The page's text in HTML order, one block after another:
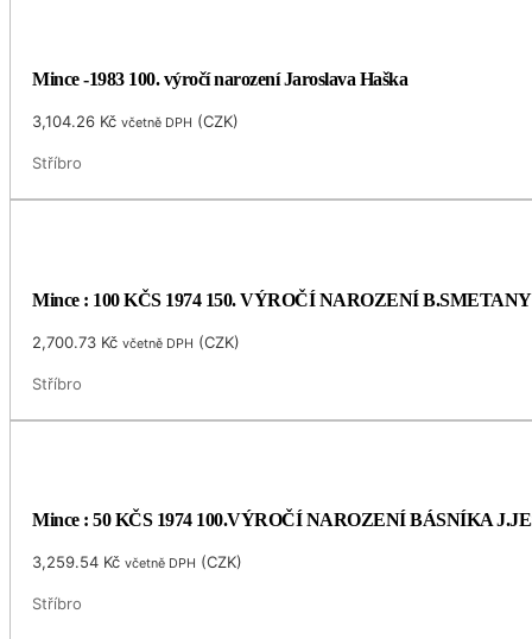
Mince -1983 100. výročí narození Jaroslava Haška
3,104.26 Kč včetně DPH (CZK)
Stříbro
Mince : 100 KČS 1974 150. VÝROČÍ NAROZENÍ B.SMETANY
2,700.73 Kč včetně DPH (CZK)
Stříbro
Mince : 50 KČS 1974 100.VÝROČÍ NAROZENÍ BÁSNÍKA
3,259.54 Kč včetně DPH (CZK)
Stříbro